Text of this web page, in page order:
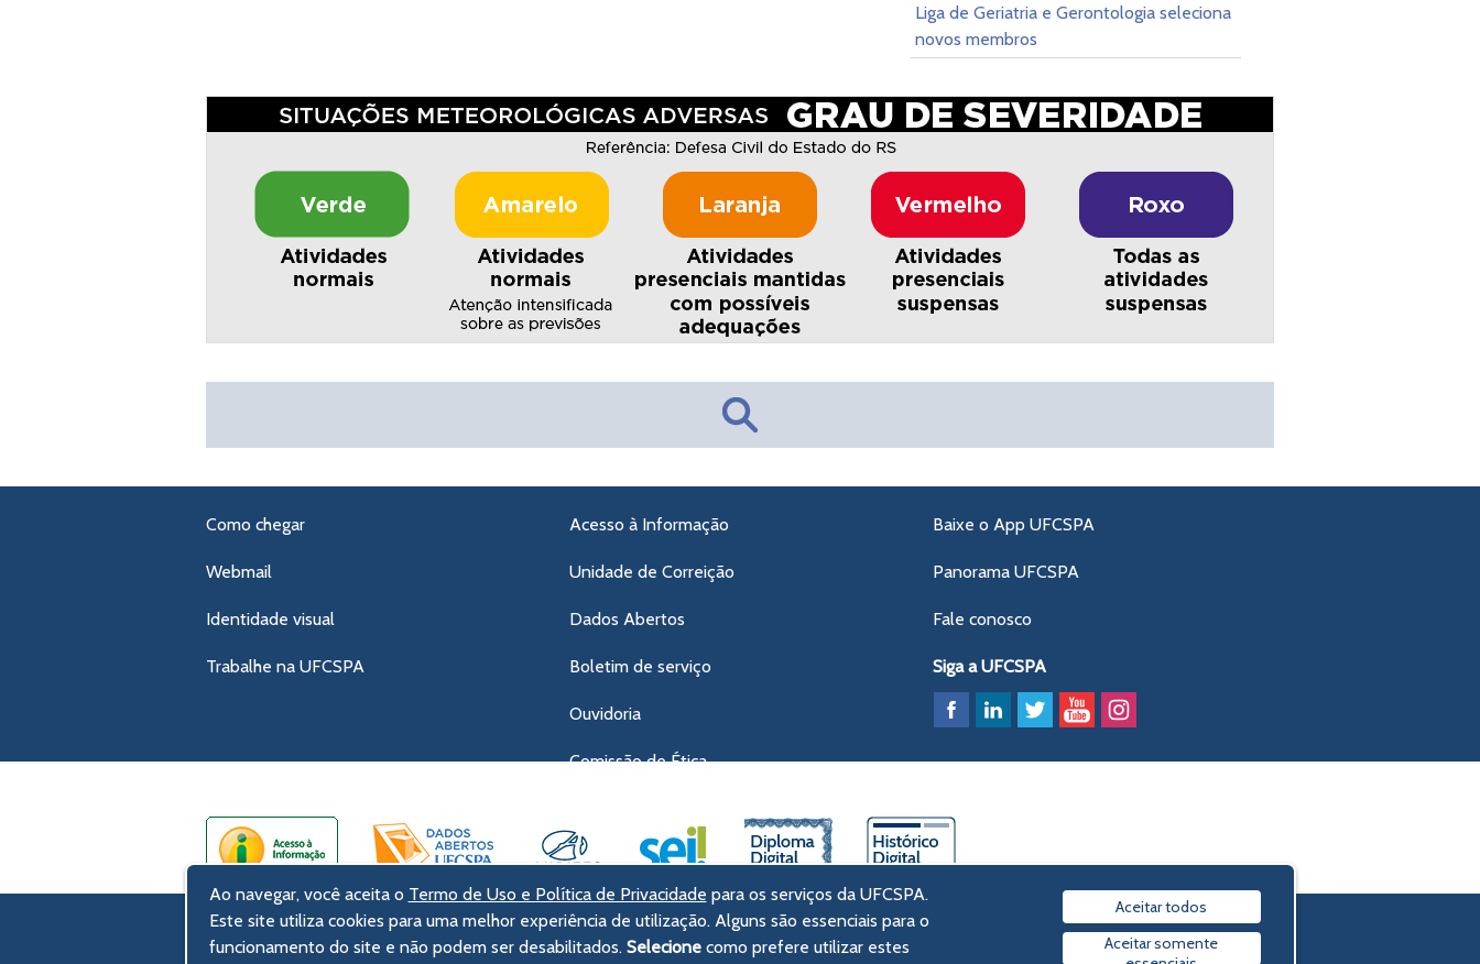
Liga de Geriatria e Gerontologia seleciona
novos membros
Como chegar
Webmail
Identidade visual
Trabalhe na UFCSPA
Acesso à Informação
Unidade de Correição
Dados Abertos
Boletim de serviço
Ouvidoria
Comissão de Ética
Baixe o App UFCSPA
Panorama UFCSPA
Fale conosco
Siga a UFCSPA
UFCSPA – Universidade Federal de Ciências da Saúde de Porto Alegre
Política de privacidade
Ao navegar, você aceita o Termo de Uso e Política de Privacidade para os serviços da UFCSPA.
Este site utiliza cookies para uma melhor experiência de utilização. Alguns são essenciais para o
funcionamento do site e não podem ser desabilitados. Selecione como prefere utilizar estes
Aceitar todos
Aceitar somente